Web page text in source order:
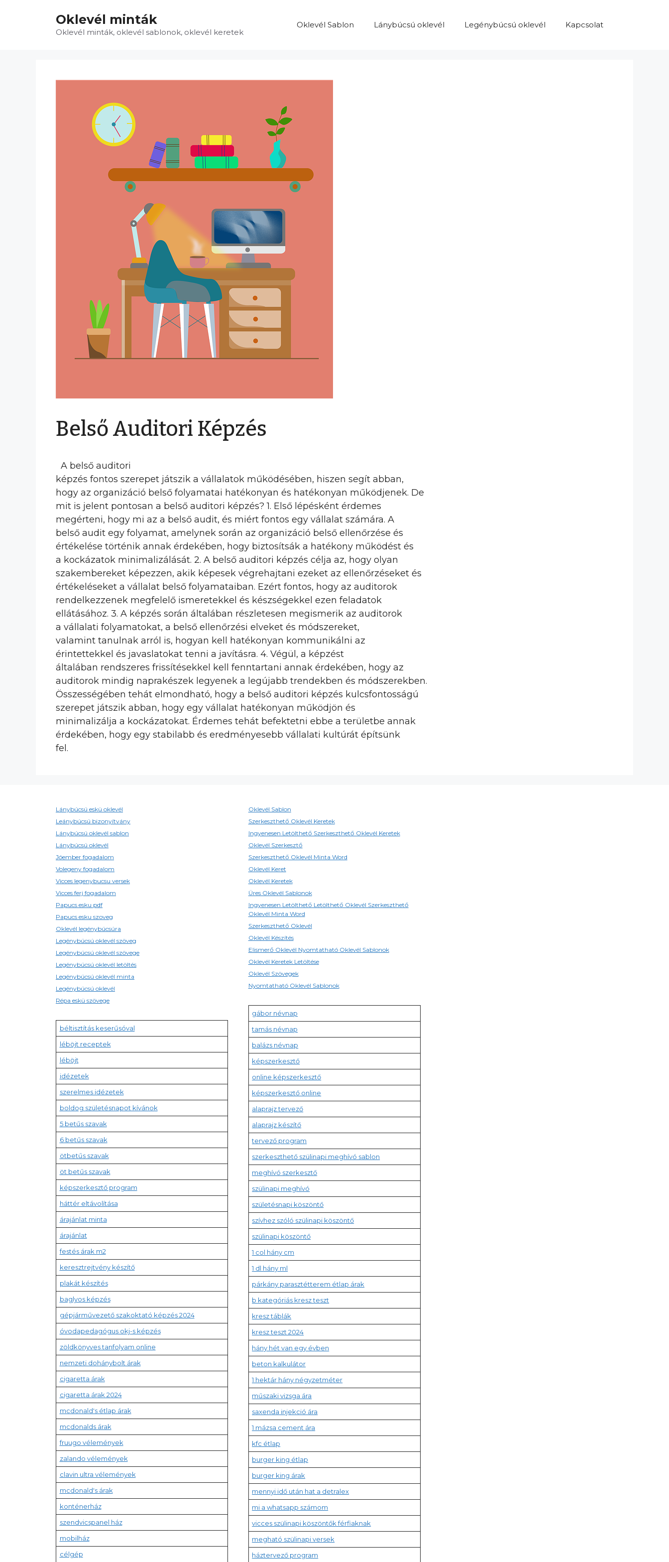
Oklevél minták
Oklevél minták, oklevél sablonok, oklevél keretek
Oklevél Sablon Lánybúcsú oklevél Legénybúcsú oklevél Kapcsolat
Belső Auditori Képzés
A belső auditori
képzés fontos szerepet játszik a vállalatok működésében, hiszen segít abban,
hogy az organizáció belső folyamatai hatékonyan és hatékonyan működjenek. De
mit is jelent pontosan a belső auditori képzés? 1. Első lépésként érdemes
megérteni, hogy mi az a belső audit, és miért fontos egy vállalat számára. A
belső audit egy folyamat, amelynek során az organizáció belső ellenőrzése és
értékelése történik annak érdekében, hogy biztosítsák a hatékony működést és
a kockázatok minimalizálását. 2. A belső auditori képzés célja az, hogy olyan
szakembereket képezzen, akik képesek végrehajtani ezeket az ellenőrzéseket és
értékeléseket a vállalat belső folyamataiban. Ezért fontos, hogy az auditorok
rendelkezzenek megfelelő ismeretekkel és készségekkel ezen feladatok
ellátásához. 3. A képzés során általában részletesen megismerik az auditorok
a vállalati folyamatokat, a belső ellenőrzési elveket és módszereket,
valamint tanulnak arról is, hogyan kell hatékonyan kommunikálni az
érintettekkel és javaslatokat tenni a javításra. 4. Végül, a képzést
általában rendszeres frissítésekkel kell fenntartani annak érdekében, hogy az
auditorok mindig naprakészek legyenek a legújabb trendekben és módszerekben.
Összességében tehát elmondható, hogy a belső auditori képzés kulcsfontosságú
szerepet játszik abban, hogy egy vállalat hatékonyan működjön és
minimalizálja a kockázatokat. Érdemes tehát befektetni ebbe a területbe annak
érdekében, hogy egy stabilabb és eredményesebb vállalati kultúrát építsünk
fel.
Lánybúcsú eskü oklevél
Leánybúcsú bizonyítvány
Lánybúcsú oklevél sablon
Lánybúcsú oklevél
Jóember fogadalom
Volegeny fogadalom
Vicces legenybucsu versek
Vicces ferj fogadalom
Papucs esku pdf
Papucs esku szoveg
Oklevél legénybúcsúra
Legénybúcsú oklevél szöveg
Legénybúcsú oklevél szövege
Legénybúcsú oklevél letöltés
Legénybúcsú oklevél minta
Legénybúcsú oklevél
Répa eskü szövege
béltisztítás keserűsóval
léböjt receptek
léböjt
idézetek
szerelmes idézetek
boldog születésnapot kívánok
5 betűs szavak
6 betűs szavak
ötbetűs szavak
öt betűs szavak
képszerkesztő program
háttér eltávolítása
árajánlat minta
árajánlat
festés árak m2
keresztrejtvény készítő
plakát készítés
baglyos képzés
gépjárművezető szakoktató képzés 2024
óvodapedagógus okj-s képzés
zöldkönyves tanfolyam online
nemzeti dohánybolt árak
cigaretta árak
cigaretta árak 2024
mcdonald's étlap árak
mcdonalds árak
fruugo vélemények
zalando vélemények
clavin ultra vélemények
mcdonald's árak
konténerház
szendvicspanel ház
mobilház
célgép
Oklevél Sablon
Szerkeszthető Oklevél Keretek
Ingyenesen Letölthető Szerkeszthető Oklevél Keretek
Oklevél Szerkesztő
Szerkeszthető Oklevél Minta Word
Oklevél Keret
Oklevél Keretek
Üres Oklevél Sablonok
Ingyenesen Letölthető Letölthető Oklevél Szerkeszthető
Oklevél Minta Word
Szerkeszthető Oklevél
Oklevél Készítés
Elismerő Oklevél Nyomtatható Oklevél Sablonok
Oklevél Keretek Letöltése
Oklevél Szövegek
Nyomtatható Oklevél Sablonok
gábor névnap
tamás névnap
balázs névnap
képszerkesztő
online képszerkesztő
képszerkesztő online
alaprajz tervező
alaprajz készítő
tervező program
szerkeszthető szülinapi meghívó sablon
meghívó szerkesztő
szülinapi meghívó
születésnapi köszöntő
szívhez szóló szülinapi köszöntő
szülinapi köszöntő
1 col hány cm
1 dl hány ml
párkány parasztétterem étlap árak
b kategóriás kresz teszt
kresz táblák
kresz teszt 2024
hány hét van egy évben
beton kalkulátor
1 hektár hány négyzetméter
műszaki vizsga ára
saxenda injekció ára
1 mázsa cement ára
kfc étlap
burger king étlap
burger king árak
mennyi idő után hat a detralex
mi a whatsapp számom
vicces szülinapi köszöntők férfiaknak
megható szülinapi versek
háztervező program